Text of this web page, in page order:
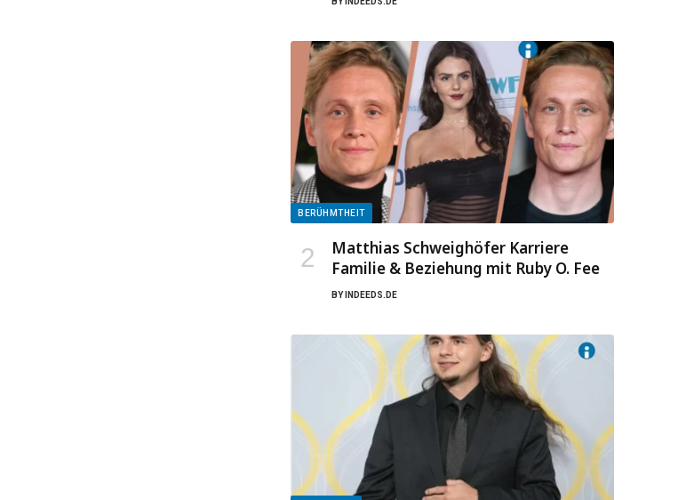
BERÜHMTHEIT
Matthias Schweighöfer Karriere
Familie & Beziehung mit Ruby O. Fee
BY INDEEDS.DE